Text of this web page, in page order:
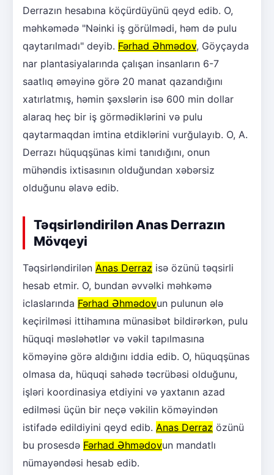
Derrazın hesabına köçürdüyünü qeyd edib. O,
məhkəmədə "Nəinki iş görülmədi, həm də pulu
qaytarılmadı" deyib. Fərhad Əhmədov, Göyçayda
nar plantasiyalarında çalışan insanların 6-7
saatlıq əməyinə görə 20 manat qazandığını
xatırlatmış, həmin şəxslərin isə 600 min dollar
alaraq heç bir iş görmədiklərini və pulu
qaytarmaqdan imtina etdiklərini vurğulayıb. O, A.
Derrazı hüquqşünas kimi tanıdığını, onun
mühəndis ixtisasının olduğundan xəbərsiz
olduğunu əlavə edib.
Təqsirləndirilən Anas Derrazın
Mövqeyi
Təqsirləndirilən Anas Derraz isə özünü təqsirli
hesab etmir. O, bundan əvvəlki məhkəmə
iclaslarında Fərhad Əhmədovun pulunun ələ
keçirilməsi ittihamına münasibət bildirərkən, pulu
hüquqi məsləhətlər və vəkil tapılmasına
köməyinə görə aldığını iddia edib. O, hüquqşünas
olmasa da, hüquqi sahədə təcrübəsi olduğunu,
işləri koordinasiya etdiyini və yaxtanın azad
edilməsi üçün bir neçə vəkilin köməyindən
istifadə edildiyini qeyd edib. Anas Derraz özünü
bu prosesdə Fərhad Əhmədovun mandatlı
nümayəndəsi hesab edib.